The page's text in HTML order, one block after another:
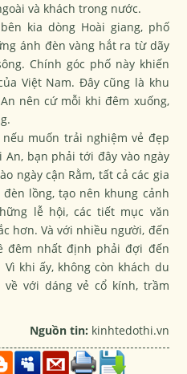
và khách trong nước.
kia dòng Hoài giang, phố
ánh đèn vàng hắt ra từ dãy
Chính góc phố này khiến
Việt Nam. Đây cũng là khu
nên cứ mỗi khi đêm xuống,
muốn trải nghiệm vẻ đẹp
bạn phải tới đây vào ngày
ngày cận Rằm, tất cả các gia
lồng, tạo nên khung cảnh
lễ hội, các tiết mục văn
hơn. Và với nhiều người, đến
đêm nhất định phải đợi đến
khi ấy, không còn khách du
với dáng vẻ cổ kính, trầm
Nguồn tin: kinhtedothi.vn